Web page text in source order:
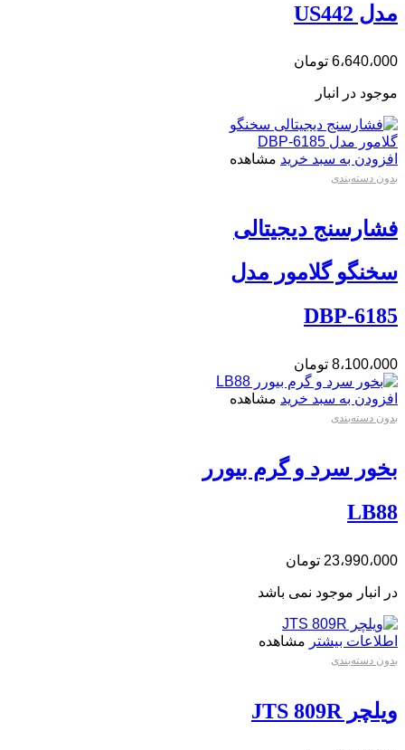
مدل US442
6،640،000 تومان
موجود در انبار
افزودن به سبد خرید مشاهده
بدون دسته‌بندی
فشارسنج دیجیتالی
سخنگو گلامور مدل
DBP-6185
8،100،000 تومان
افزودن به سبد خرید مشاهده
بدون دسته‌بندی
بخور سرد و گرم بیورر
LB88
23،990،000 تومان
در انبار موجود نمی باشد
اطلاعات بیشتر مشاهده
بدون دسته‌بندی
ویلچر JTS 809R